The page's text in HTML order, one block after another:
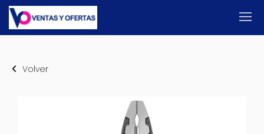
Volver